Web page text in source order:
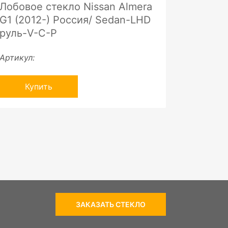
Лобовое стекло Nissan Almera
G1 (2012-) Россия/ Sedan-LHD
руль-V-C-P
Артикул:
Купить
ЗАКАЗАТЬ СТЕКЛО